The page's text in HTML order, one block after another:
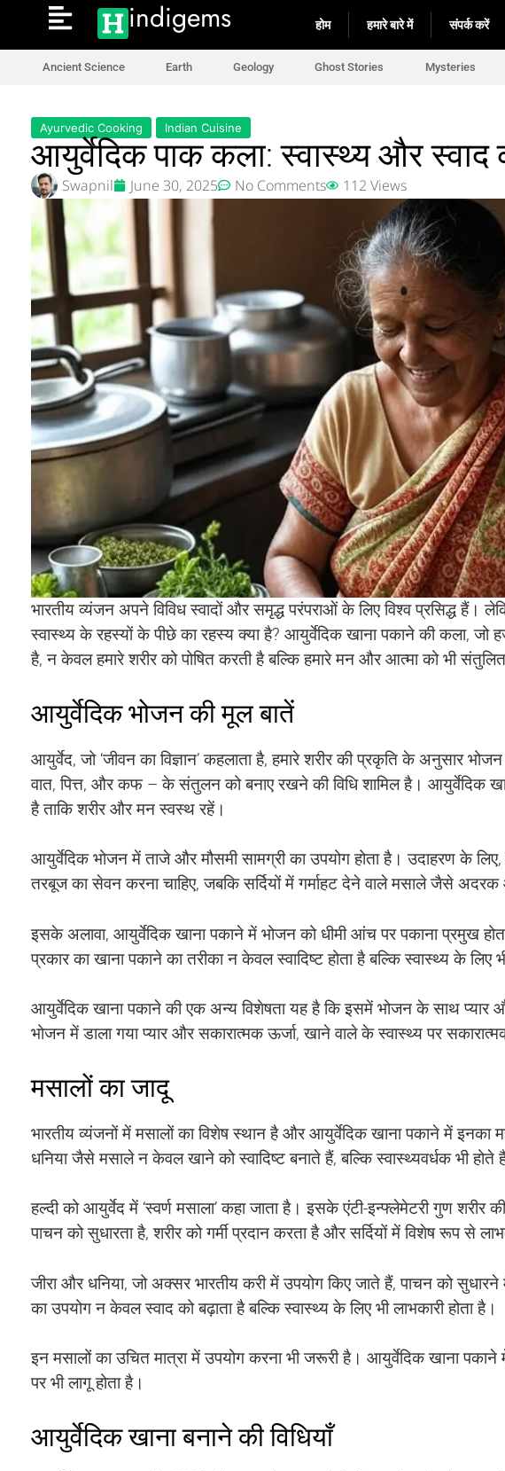
indigems होम हमारे बारे में संपर्क करें
Ancient Science Earth Geology Ghost Stories Mysteries
Ayurvedic Cooking Indian Cuisine
आयुर्वेदिक पाक कला: स्वास्थ्य और
Swapnil June 30, 2025 No Comments 112 Views
भारतीय व्यंजन अपने विविध स्वादों और समृद्ध परंपराओं के लिए विश्व प्रसिद्ध हैं।
स्वास्थ्य के रहस्यों के पीछे का रहस्य क्या है? आयुर्वेदिक खाना पकाने की कला, जो
है, न केवल हमारे शरीर को पोषित करती है बल्कि हमारे मन और आत्मा को भी
आयुर्वेदिक भोजन की मूल बातें
आयुर्वेद, जो ‘जीवन का विज्ञान’ कहलाता है, हमारे शरीर की प्रकृति के अनुसार
वात, पित्त, और कफ – के संतुलन को बनाए रखने की विधि शामिल है। आयुर्वेदिक
है ताकि शरीर और मन स्वस्थ रहें।
आयुर्वेदिक भोजन में ताजे और मौसमी सामग्री का उपयोग होता है। उदाहरण के
तरबूज का सेवन करना चाहिए, जबकि सर्दियों में गर्माहट देने वाले मसाले जैसे अदरक
इसके अलावा, आयुर्वेदिक खाना पकाने में भोजन को धीमी आंच पर पकाना प्रमुख
प्रकार का खाना पकाने का तरीका न केवल स्वादिष्ट होता है बल्कि स्वास्थ्य के लिए
आयुर्वेदिक खाना पकाने की एक अन्य विशेषता यह है कि इसमें भोजन के साथ प्यार
भोजन में डाला गया प्यार और सकारात्मक ऊर्जा, खाने वाले के स्वास्थ्य पर
मसालों का जादू
भारतीय व्यंजनों में मसालों का विशेष स्थान है और आयुर्वेदिक खाना पकाने में इनका
धनिया जैसे मसाले न केवल खाने को स्वादिष्ट बनाते हैं, बल्कि स्वास्थ्यवर्धक भी होते
हल्दी को आयुर्वेद में ‘स्वर्ण मसाला’ कहा जाता है। इसके एंटी-इन्फ्लेमेटरी गुण
पाचन को सुधारता है, शरीर को गर्मी प्रदान करता है और सर्दियों में विशेष रूप से
जीरा और धनिया, जो अक्सर भारतीय करी में उपयोग किए जाते हैं, पाचन को
का उपयोग न केवल स्वाद को बढ़ाता है बल्कि स्वास्थ्य के लिए भी लाभकारी होता है।
इन मसालों का उचित मात्रा में उपयोग करना भी जरूरी है। आयुर्वेदिक खाना
पर भी लागू होता है।
आयुर्वेदिक खाना बनाने की विधियाँ